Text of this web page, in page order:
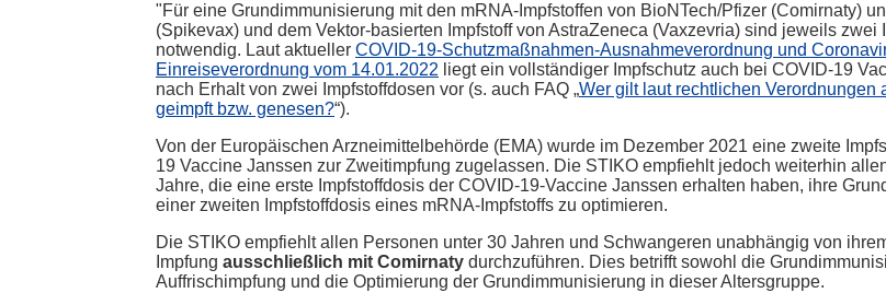
"Für eine Grundimmunisierung mit den mRNA-Impfstoffen von BioNTech/Pfizer (Comirnaty)
(Spikevax) und dem Vektor-basierten Impfstoff von AstraZeneca (Vaxzevria) sind jeweils zwei
notwendig. Laut aktueller COVID-19-Schutzmaßnahmen-Ausnahmeverordnung und
Einreiseverordnung vom 14.01.2022 liegt ein vollständiger Impfschutz auch bei COVID-19
nach Erhalt von zwei Impfstoffdosen vor (s. auch FAQ „Wer gilt laut rechtlichen Verordnungen
geimpft bzw. genesen?“).
Von der Europäischen Arzneimittelbehörde (EMA) wurde im Dezember 2021 eine zweite
19 Vaccine Janssen zur Zweitimpfung zugelassen. Die STIKO empfiehlt jedoch weiterhin
Jahre, die eine erste Impfstoffdosis der COVID-19-Vaccine Janssen erhalten haben, ihre
einer zweiten Impfstoffdosis eines mRNA-Impfstoffs zu optimieren.
Die STIKO empfiehlt allen Personen unter 30 Jahren und Schwangeren unabhängig von
Impfung ausschließlich mit Comirnaty durchzuführen. Dies betrifft sowohl die
Auffrischimpfung und die Optimierung der Grundimmunisierung in dieser Altersgruppe.